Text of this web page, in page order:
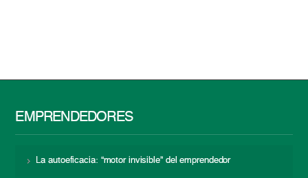
EMPRENDEDORES
La autoeficacia: “motor invisible” del emprendedor